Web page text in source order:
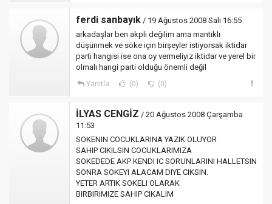
ferdi sanbayık / 19 Ağustos 2008 Salı 16:55
arkadaşlar ben akpli değilim ama mantıklı
düşünmek ve söke için birşeyler istiyorsak iktidar
parti hangisi ise ona oy vermeliyiz iktidar ve yerel bir
olmalı hangi parti olduğu önemli değil
Yanıtla (0) (0)
İLYAS CENGİZ / 20 Ağustos 2008 Çarşamba
11:53
SOKENIN COCUKLARINA YAZIK OLUYOR
SAHIP CIKILSIN COCUKLARIMIZA
SOKEDEDE AKP KENDI IC SORUNLARINI HALLETSIN
SONRA SOKEYI ALACAM DIYE CIKSIN.
YETER ARTIK SOKELI OLARAK
BIRBIRIMIZE SAHIP CIKALIM